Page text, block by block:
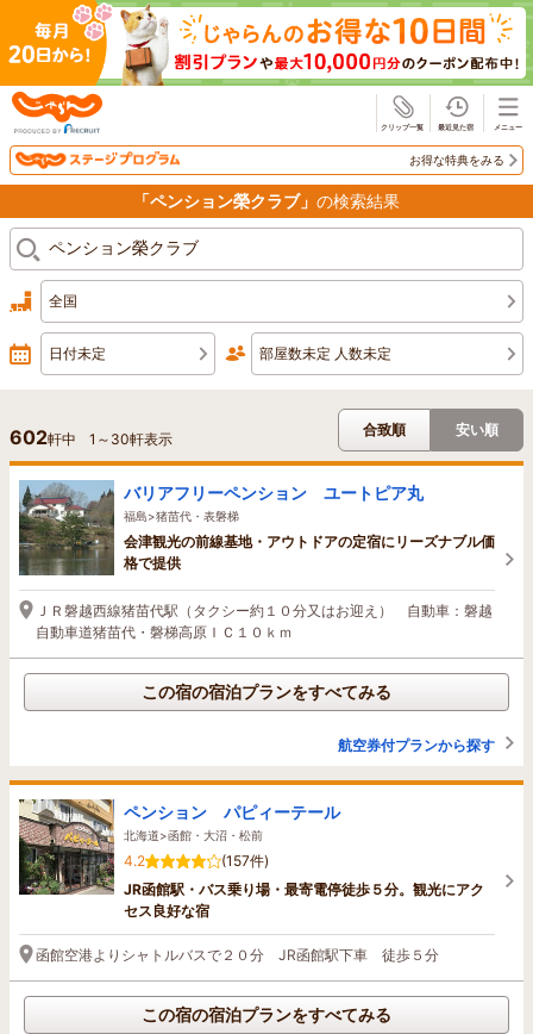
お得な特典をみる
「ペンション榮クラブ」 の検索結果
全国
日付未定 部屋数未定 人数未定
602軒中 1 ～ 30軒表示
合致順 安い順
バリアフリーペンション ユートピア丸
福島>猪苗代・表磐梯
会津観光の前線基地・アウトドアの定宿にリーズナブル価
格で提供
ＪＲ磐越西線猪苗代駅（タクシー約１０分又はお迎え） 自動車：磐越
自動車道猪苗代・磐梯高原ＩＣ１０ｋｍ
この宿の宿泊プランをすべてみる
航空券付プランから探す
ペンション パピィーテール
北海道>函館・大沼・松前
4.2
(157件)
JR函館駅・バス乗り場・最寄電停徒歩５分。観光にアク
セス良好な宿
函館空港よりシャトルバスで２０分 JR函館駅下車 徒歩５分
この宿の宿泊プランをすべてみる